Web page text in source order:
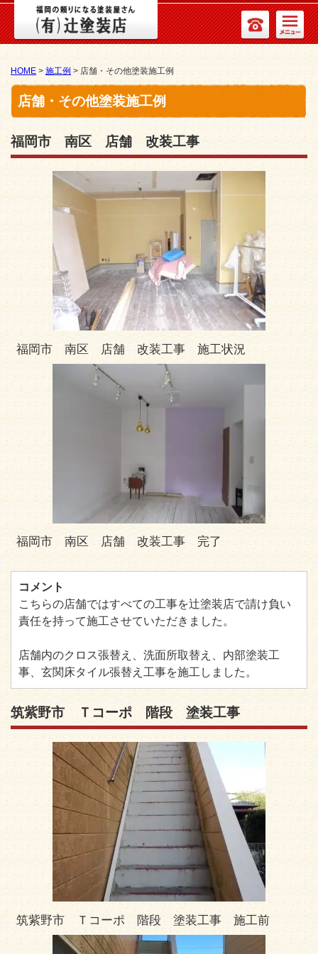
HOME > 施工例 > 店舗・その他塗装施工例
店舗・その他塗装施工例
福岡市 南区 店舗 改装工事
福岡市 南区 店舗 改装工事 施工状況
福岡市 南区 店舗 改装工事 完了
コメント
こちらの店舗ではすべての工事を辻塗装店で請け負い
責任を持って施工させていただきました。
店舗内のクロス張替え、洗面所取替え、内部塗装工
事、玄関床タイル張替え工事を施工しました。
筑紫野市 Ｔコーポ 階段 塗装工事
筑紫野市 Ｔコーポ 階段 塗装工事 施工前